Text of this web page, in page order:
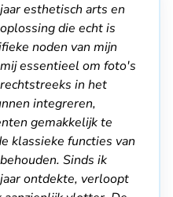
esthetisch arts en
die echt is
noden van mijn
essentieel om foto's
in het
integreren,
gemakkelijk te
klassieke functies van
Sinds ik
ontdekte, verloopt